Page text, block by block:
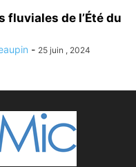
fluviales de l’Été du
- 25 juin , 2024